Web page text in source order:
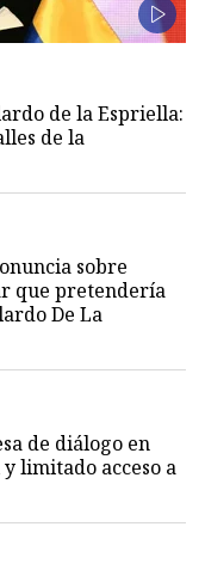
de la Espriella:
de la
sobre
que pretendería
De La
de diálogo en
limitado acceso a